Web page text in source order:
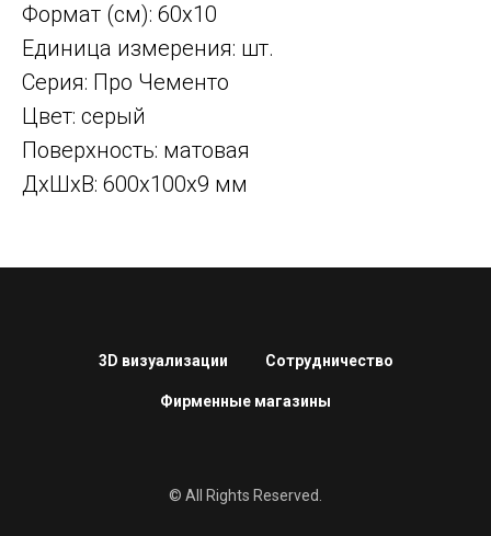
Формат (см): 60x10
Единица измерения: шт.
Серия: Про Чементо
Цвет: серый
Поверхность: матовая
ДxШxВ: 600x100x9 мм
3D визуализации Сотрудничество
Фирменные магазины
© All Rights Reserved.